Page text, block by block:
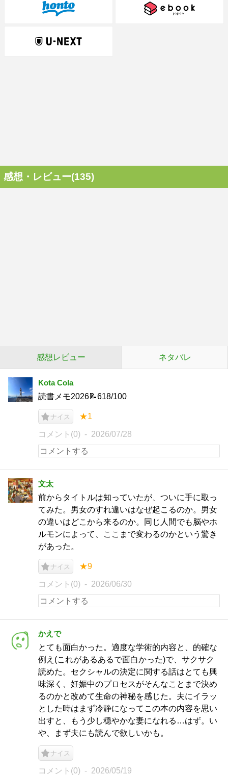
感想・レビュー(135)
感想レビュー ネタバレ
Kota Cola
読書メモ2026📝618/100
ナイス ★1
コメント(0) 2026/07/28
文太
前からタイトルは知っていたが、ついに手に取っ
てみた。男女のすれ違いはなぜ起こるのか。男女
の違いはどこから来るのか。同じ人間でも脳やホ
ルモンによって、ここまで変わるのかという驚き
があった。
ナイス ★9
コメント(0) 2026/06/30
かえで
とても面白かった。適度な学術的内容と、的確な
例え(これがあるあるで面白かった)で、サクサク
読めた。セクシャルの決定に関する話はとても興
味深く、妊娠中のプロセスがそんなことまで決め
るのかと改めて生命の神秘を感じた。夫にイラッ
とした時はまず冷静になってこの本の内容を思い
出すと、もう少し穏やかな妻になれる…はず。い
や、まず夫にも読んで欲しいかも。
ナイス
コメント(0) 2026/05/19